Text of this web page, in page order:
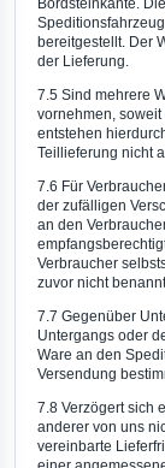
bereitgestellt. Der
der Lieferung.
7.5 Sind mehrere
vornehmen,
entstehen
Teillieferung nicht
7.6 Für
der zufälligen
an den
Verbraucher
zuvor nicht
7.7 Gegenüber
Untergangs oder
Ware an den
Versendung
7.8 Verzögert sich
anderer von uns
vereinbarte